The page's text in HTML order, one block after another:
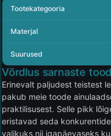
Tootekategooria
Materjal
Suurused
Võrdlus sarnaste
Erinevalt paljudest teistest
pakub meie toode
praktilisusest. Selle pikk
eristavad seda
valikuks nii igapäevaseks